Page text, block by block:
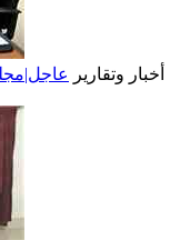
أخبار وتقارير